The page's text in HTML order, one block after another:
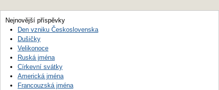
Nejnovější příspěvky
Den vzniku Československa
Dušičky
Velikonoce
Ruská jména
Církevní svátky
Americká jména
Francouzská jména